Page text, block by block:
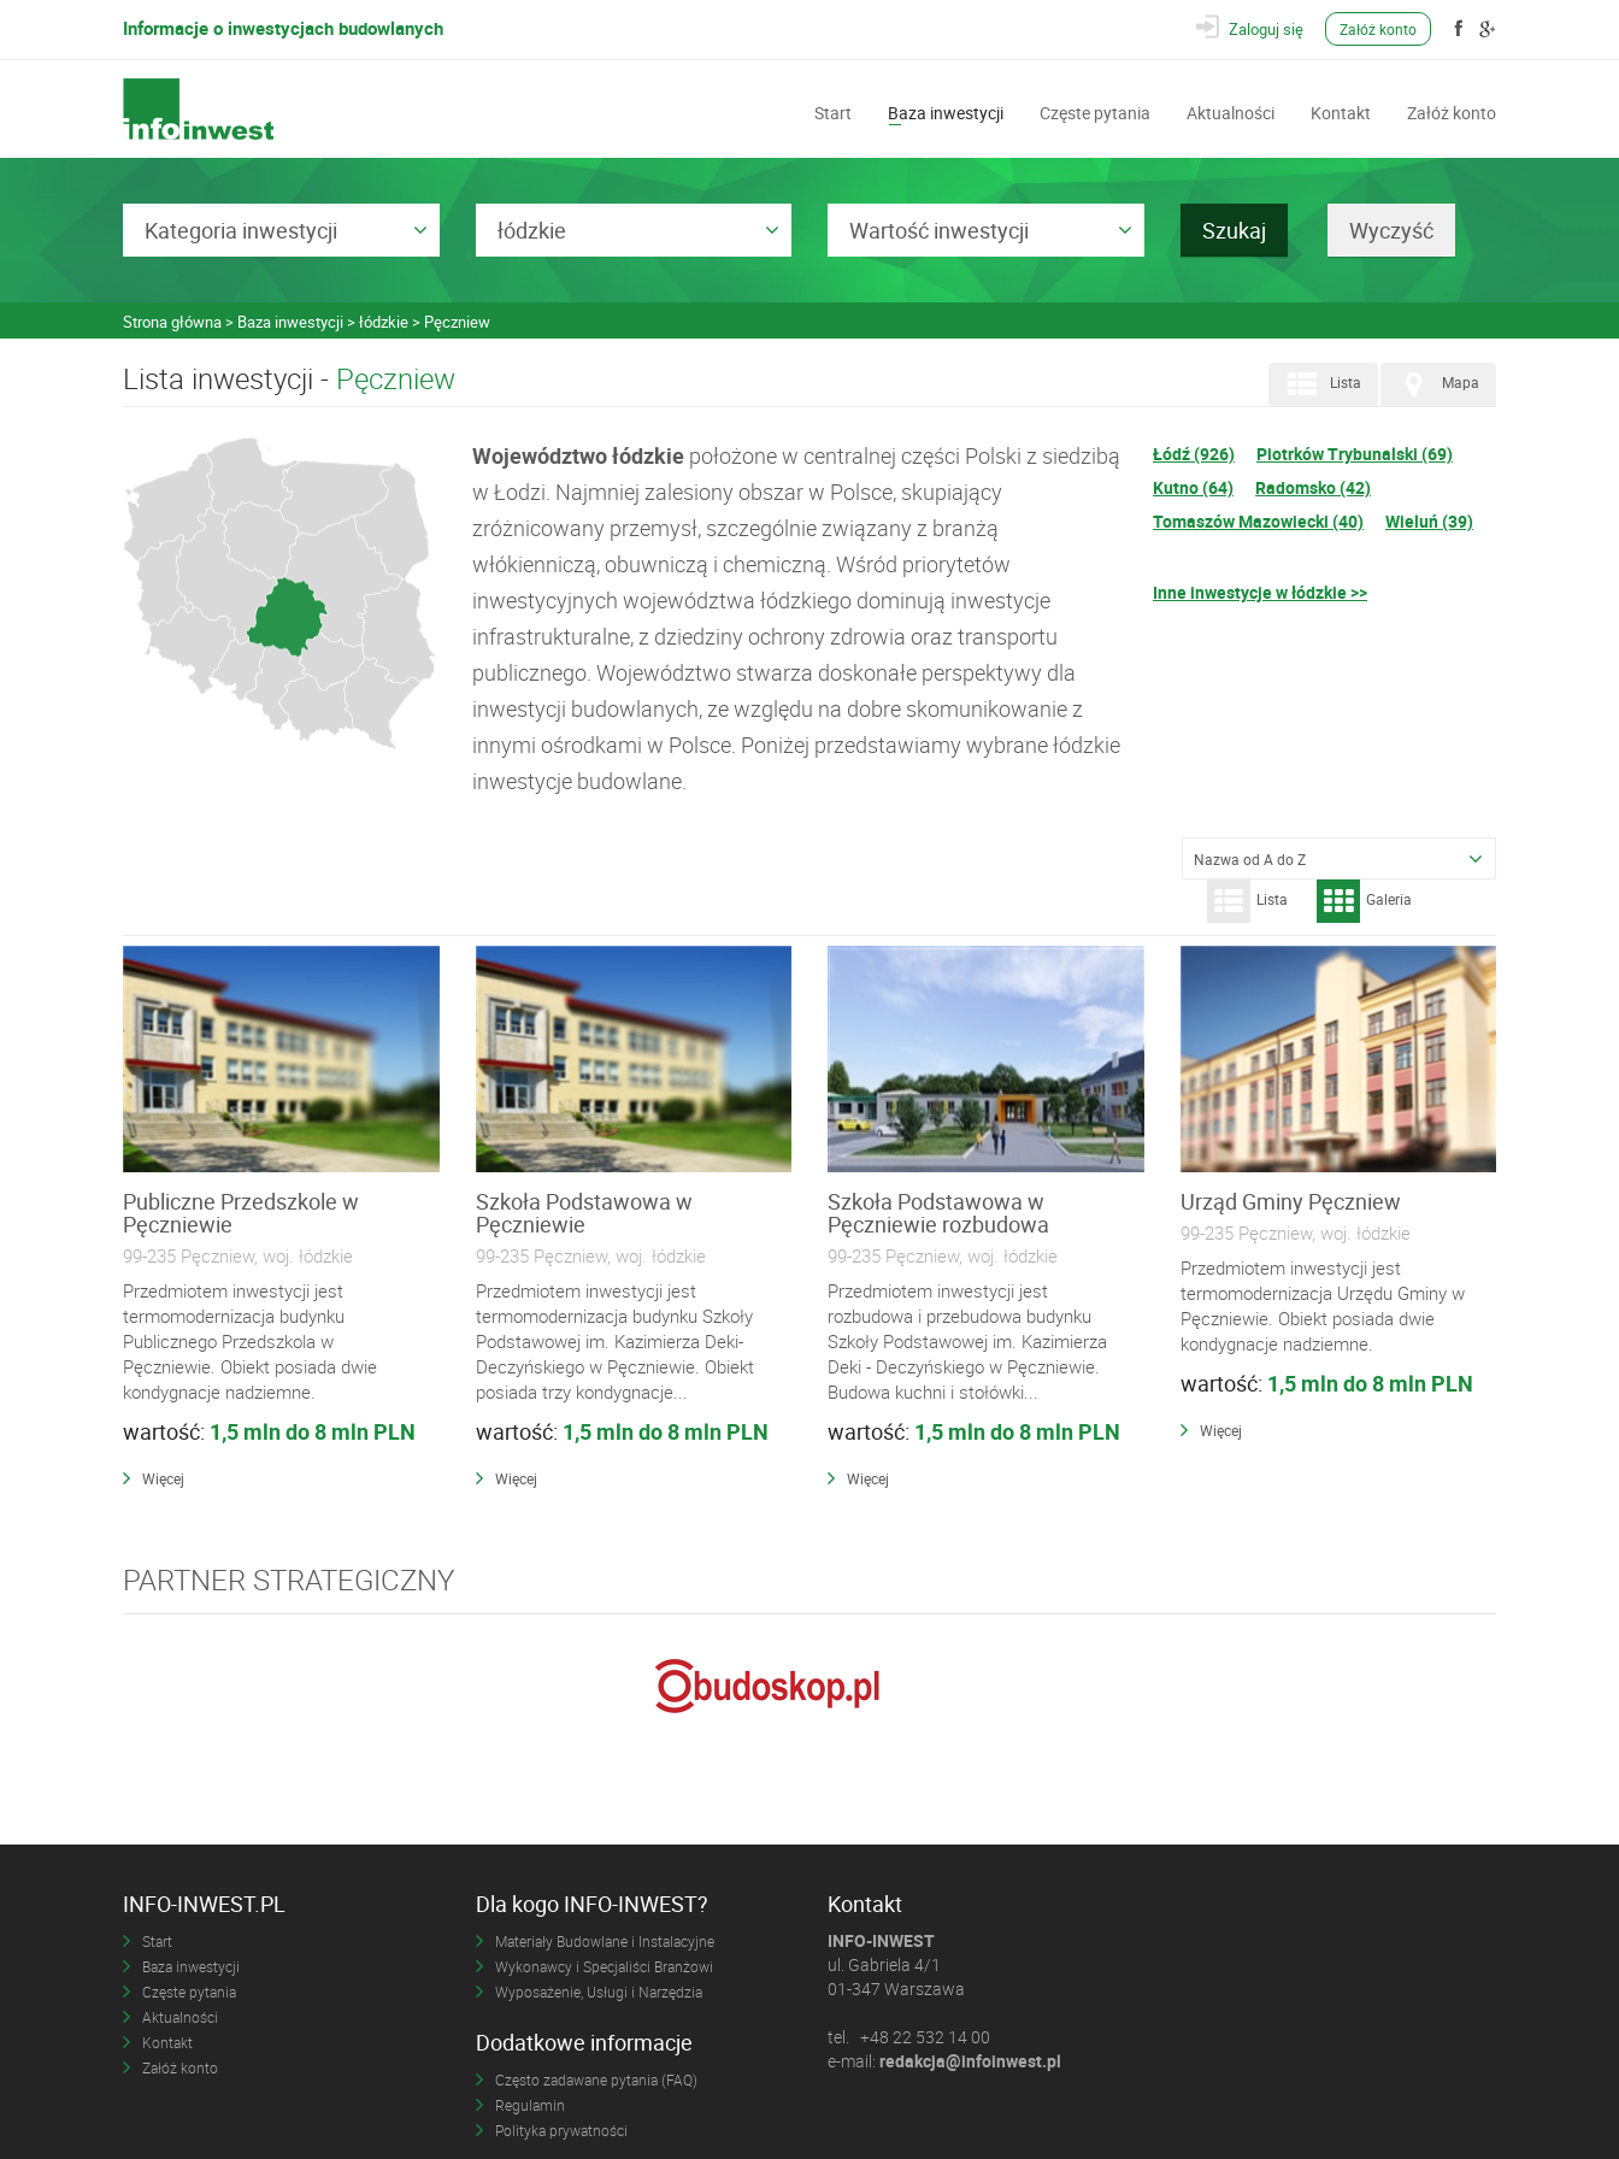
Informacje o inwestycjach budowlanych Zaloguj się Załóż konto
Start Baza inwestycji Częste pytania Aktualności Kontakt Załóż konto
Kategoria inwestycji łódzkie Wartość inwestycji
Strona główna Baza inwestycji łódzkie Pęczniew
Lista inwestycji - Pęczniew Mapa
Lista
Województwo łódzkie położone w centralnej części Polski z siedzibą
w Łodzi. Najmniej zalesiony obszar w Polsce, skupiający
zróżnicowany przemysł, szczególnie związany z branżą
włókienniczą, obuwniczą i chemiczną. Wśród priorytetów
inwestycyjnych województwa łódzkiego dominują inwestycje
infrastrukturalne, z dziedziny ochrony zdrowia oraz transportu
publicznego. Województwo stwarza doskonałe perspektywy dla
inwestycji budowlanych, ze względu na dobre skomunikowanie z
innymi ośrodkami w Polsce. Poniżej przedstawiamy wybrane łódzkie
inwestycje budowlane.
Łódź (926)
Piotrków Trybunalski (69)
Kutno (64)
Radomsko (42)
Tomaszów Mazowiecki (40)
Wieluń (39)
Inne inwestycje w łódzkie >>
Nazwa od A do Z
Lista Galeria
Publiczne Przedszkole w
Pęczniewie
99-235 Pęczniew, woj. łódzkie
Przedmiotem inwestycji jest
termomodernizacja budynku
Publicznego Przedszkola w
Pęczniewie. Obiekt posiada dwie
kondygnacje nadziemne.
wartość: 1,5 mln do 8 mln PLN
Więcej
Szkoła Podstawowa w
Pęczniewie
99-235 Pęczniew, woj. łódzkie
Przedmiotem inwestycji jest
termomodernizacja budynku Szkoły
Podstawowej im. Kazimierza Deki-
Deczyńskiego w Pęczniewie. Obiekt
posiada trzy kondygnacje...
wartość: 1,5 mln do 8 mln PLN
Więcej
Szkoła Podstawowa w
Pęczniewie rozbudowa
99-235 Pęczniew, woj. łódzkie
Przedmiotem inwestycji jest
rozbudowa i przebudowa budynku
Szkoły Podstawowej im. Kazimierza
Deki - Deczyńskiego w Pęczniewie.
Budowa kuchni i stołówki...
wartość: 1,5 mln do 8 mln PLN
Więcej
Urząd Gminy Pęczniew
99-235 Pęczniew, woj. łódzkie
Przedmiotem inwestycji jest
termomodernizacja Urzędu Gminy w
Pęczniewie. Obiekt posiada dwie
kondygnacje nadziemne.
wartość: 1,5 mln do 8 mln PLN
Więcej
PARTNER STRATEGICZNY
INFO-INWEST.PL
Start
Baza inwestycji
Częste pytania
Aktualności
Kontakt
Załóż konto
Dla kogo INFO-INWEST?
Materiały Budowlane i Instalacyjne
Wykonawcy i Specjaliści Branżowi
Wyposażenie, Usługi i Narzędzia
Dodatkowe informacje
Często zadawane pytania (FAQ)
Regulamin
Polityka prywatności
Kontakt
INFO-INWEST
ul. Gabriela 4/1
01-347 Warszawa
tel. +48 22 532 14 00
e-mail: redakcja@infoinwest.pl